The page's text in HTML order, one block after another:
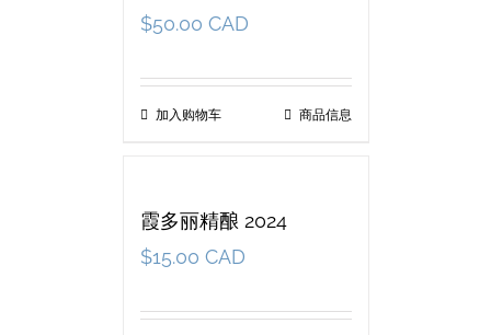
$50.00 CAD
加入购物车 商品信息
霞多丽精酿 2024
$15.00 CAD